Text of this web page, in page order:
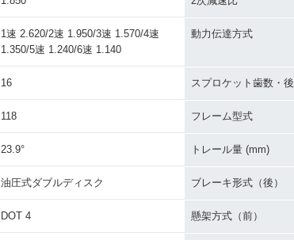
1速 2.620/2速 1.950/3速 1.570/4速
1.350/5速 1.240/6速 1.140
動力伝達方式
16 スプロケット歯数・後
118 フレーム型式
23.9° トレール量 (mm)
油圧式ダブルディスク ブレーキ形式（後）
DOT 4 懸架方式（前）